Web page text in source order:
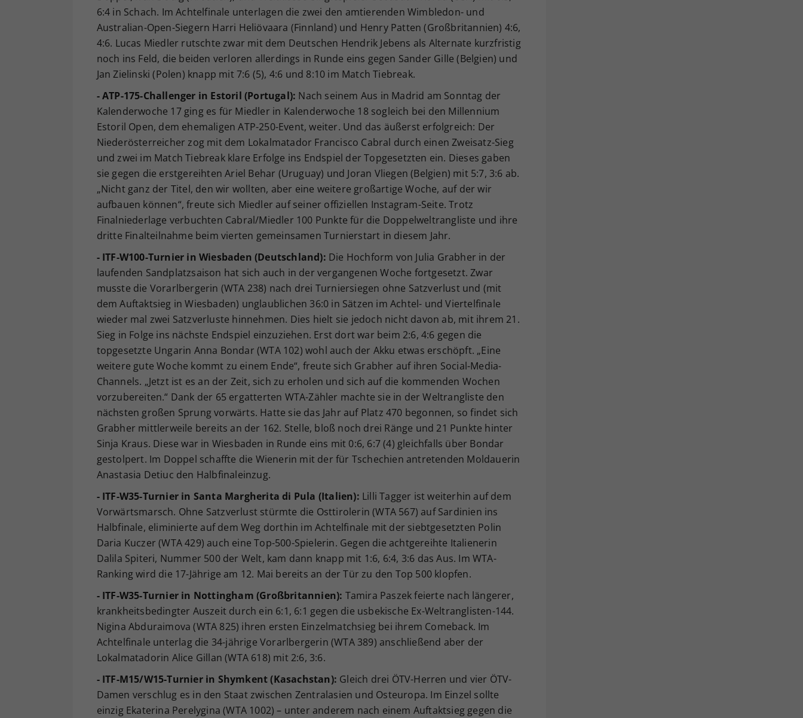
6:4 in Schach. Im Achtelfinale unterlagen die zwei den amtierenden Wimbledon- und
Australian-Open-Siegern Harri Heliövaara (Finnland) und Henry Patten (Großbritannien) 4:6,
4:6. Lucas Miedler rutschte zwar mit dem Deutschen Hendrik Jebens als Alternate kurzfristig
noch ins Feld, die beiden verloren allerdings in Runde eins gegen Sander Gille (Belgien) und
Jan Zielinski (Polen) knapp mit 7:6 (5), 4:6 und 8:10 im Match Tiebreak.
- ATP-175-Challenger in Estoril (Portugal): Nach seinem Aus in Madrid am Sonntag der
Kalenderwoche 17 ging es für Miedler in Kalenderwoche 18 sogleich bei den Millennium
Estoril Open, dem ehemaligen ATP-250-Event, weiter. Und das äußerst erfolgreich: Der
Niederösterreicher zog mit dem Lokalmatador Francisco Cabral durch einen Zweisatz-Sieg
und zwei im Match Tiebreak klare Erfolge ins Endspiel der Topgesetzten ein. Dieses gaben
sie gegen die erstgereihten Ariel Behar (Uruguay) und Joran Vliegen (Belgien) mit 5:7, 3:6 ab.
„Nicht ganz der Titel, den wir wollten, aber eine weitere großartige Woche, auf der wir
aufbauen können“, freute sich Miedler auf seiner offiziellen Instagram-Seite. Trotz
Finalniederlage verbuchten Cabral/Miedler 100 Punkte für die Doppelweltrangliste und ihre
dritte Finalteilnahme beim vierten gemeinsamen Turnierstart in diesem Jahr.
- ITF-W100-Turnier in Wiesbaden (Deutschland): Die Hochform von Julia Grabher in der
laufenden Sandplatzsaison hat sich auch in der vergangenen Woche fortgesetzt. Zwar
musste die Vorarlbergerin (WTA 238) nach drei Turniersiegen ohne Satzverlust und (mit
dem Auftaktsieg in Wiesbaden) unglaublichen 36:0 in Sätzen im Achtel- und Viertelfinale
wieder mal zwei Satzverluste hinnehmen. Dies hielt sie jedoch nicht davon ab, mit ihrem 21.
Sieg in Folge ins nächste Endspiel einzuziehen. Erst dort war beim 2:6, 4:6 gegen die
topgesetzte Ungarin Anna Bondar (WTA 102) wohl auch der Akku etwas erschöpft. „Eine
weitere gute Woche kommt zu einem Ende“, freute sich Grabher auf ihren Social-Media-
Channels. „Jetzt ist es an der Zeit, sich zu erholen und sich auf die kommenden Wochen
vorzubereiten.“ Dank der 65 ergatterten WTA-Zähler machte sie in der Weltrangliste den
nächsten großen Sprung vorwärts. Hatte sie das Jahr auf Platz 470 begonnen, so findet sich
Grabher mittlerweile bereits an der 162. Stelle, bloß noch drei Ränge und 21 Punkte hinter
Sinja Kraus. Diese war in Wiesbaden in Runde eins mit 0:6, 6:7 (4) gleichfalls über Bondar
gestolpert. Im Doppel schaffte die Wienerin mit der für Tschechien antretenden Moldauerin
Anastasia Detiuc den Halbfinaleinzug.
- ITF-W35-Turnier in Santa Margherita di Pula (Italien): Lilli Tagger ist weiterhin auf dem
Vorwärtsmarsch. Ohne Satzverlust stürmte die Osttirolerin (WTA 567) auf Sardinien ins
Halbfinale, eliminierte auf dem Weg dorthin im Achtelfinale mit der siebtgesetzten Polin
Daria Kuczer (WTA 429) auch eine Top-500-Spielerin. Gegen die achtgereihte Italienerin
Dalila Spiteri, Nummer 500 der Welt, kam dann knapp mit 1:6, 6:4, 3:6 das Aus. Im WTA-
Ranking wird die 17-Jährige am 12. Mai bereits an der Tür zu den Top 500 klopfen.
- ITF-W35-Turnier in Nottingham (Großbritannien): Tamira Paszek feierte nach längerer,
krankheitsbedingter Auszeit durch ein 6:1, 6:1 gegen die usbekische Ex-Weltranglisten-144.
Nigina Abduraimova (WTA 825) ihren ersten Einzelmatchsieg bei ihrem Comeback. Im
Achtelfinale unterlag die 34-jährige Vorarlbergerin (WTA 389) anschließend aber der
Lokalmatadorin Alice Gillan (WTA 618) mit 2:6, 3:6.
- ITF-M15/W15-Turnier in Shymkent (Kasachstan): Gleich drei ÖTV-Herren und vier ÖTV-
Damen verschlug es in den Staat zwischen Zentralasien und Osteuropa. Im Einzel sollte
einzig Ekaterina Perelygina (WTA 1002) – unter anderem nach einem Auftaktsieg gegen die